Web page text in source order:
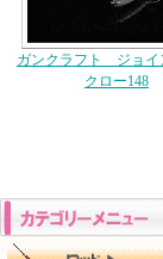
ガンクラフト ジョイ
クロー148